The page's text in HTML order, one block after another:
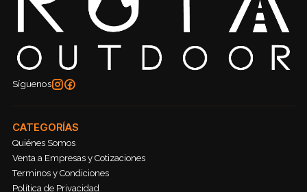
Síguenos
CATEGORÍAS
Quiénes Somos
Venta a Empresas y Cotizaciones
Terminos y Condiciones
Política de Privacidad